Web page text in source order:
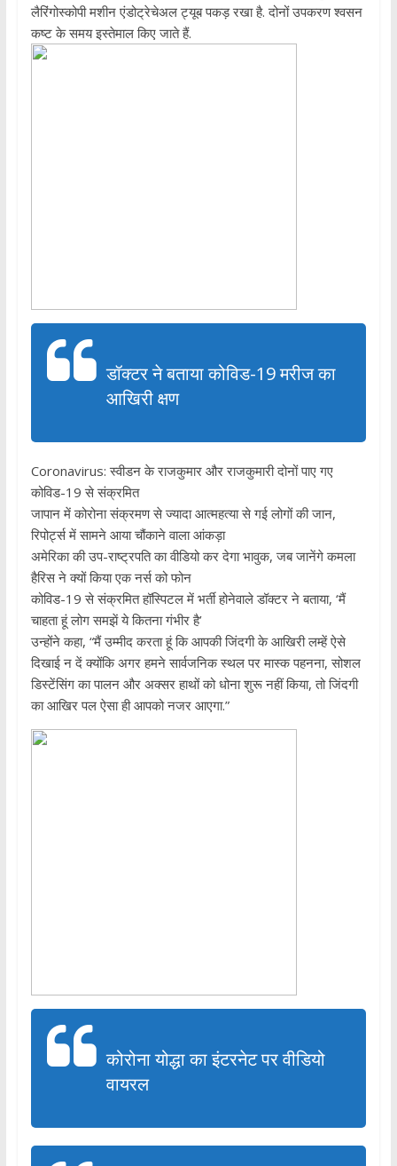
लैरिंगोस्कोपी मशीन एंडोट्रेचेअल ट्यूब पकड़ रखा है. दोनों उपकरण श्वसन
कष्ट के समय इस्तेमाल किए जाते हैं.
डॉक्टर ने बताया कोविड-19 मरीज का
आखिरी क्षण
Coronavirus: स्वीडन के राजकुमार और राजकुमारी दोनों पाए गए
कोविड-19 से संक्रमित
जापान में कोरोना संक्रमण से ज्यादा आत्महत्या से गई लोगों की जान,
रिपोर्ट्स में सामने आया चौंकाने वाला आंकड़ा
अमेरिका की उप-राष्ट्रपति का वीडियो कर देगा भावुक, जब जानेंगे कमला
हैरिस ने क्यों किया एक नर्स को फोन
कोविड-19 से संक्रमित हॉस्पिटल में भर्ती होनेवाले डॉक्टर ने बताया, ‘मैं
चाहता हूं लोग समझें ये कितना गंभीर है’
उन्होंने कहा, “मैं उम्मीद करता हूं कि आपकी जिंदगी के आखिरी लम्हें ऐसे
दिखाई न दें क्योंकि अगर हमने सार्वजनिक स्थल पर मास्क पहनना, सोशल
डिस्टेंसिंग का पालन और अक्सर हाथों को धोना शुरू नहीं किया, तो जिंदगी
का आखिर पल ऐसा ही आपको नजर आएगा.”
कोरोना योद्धा का इंटरनेट पर वीडियो
वायरल